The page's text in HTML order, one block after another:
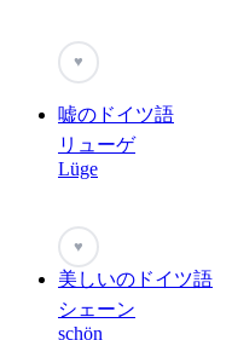
♥
嘘のドイツ語
リューゲ
Lüge
♥
美しいのドイツ語
シェーン
schön